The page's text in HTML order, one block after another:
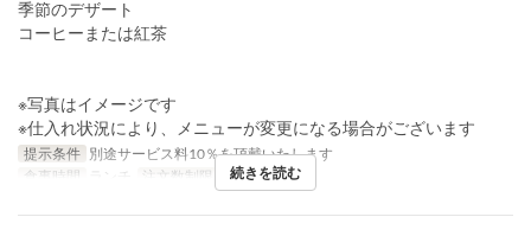
季節のデザート
コーヒーまたは紅茶
※写真はイメージです
※仕入れ状況により、メニューが変更になる場合がございます
提示条件 別途サービス料10％を頂戴いたします
食事時間
ランチ 注文数制限 1 ~ 4
続きを読む